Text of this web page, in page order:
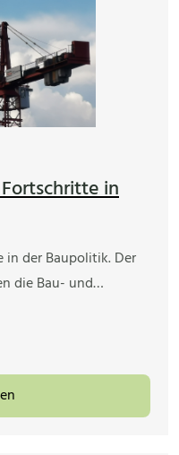
in
der Baupolitik. Der
die Bau- und…